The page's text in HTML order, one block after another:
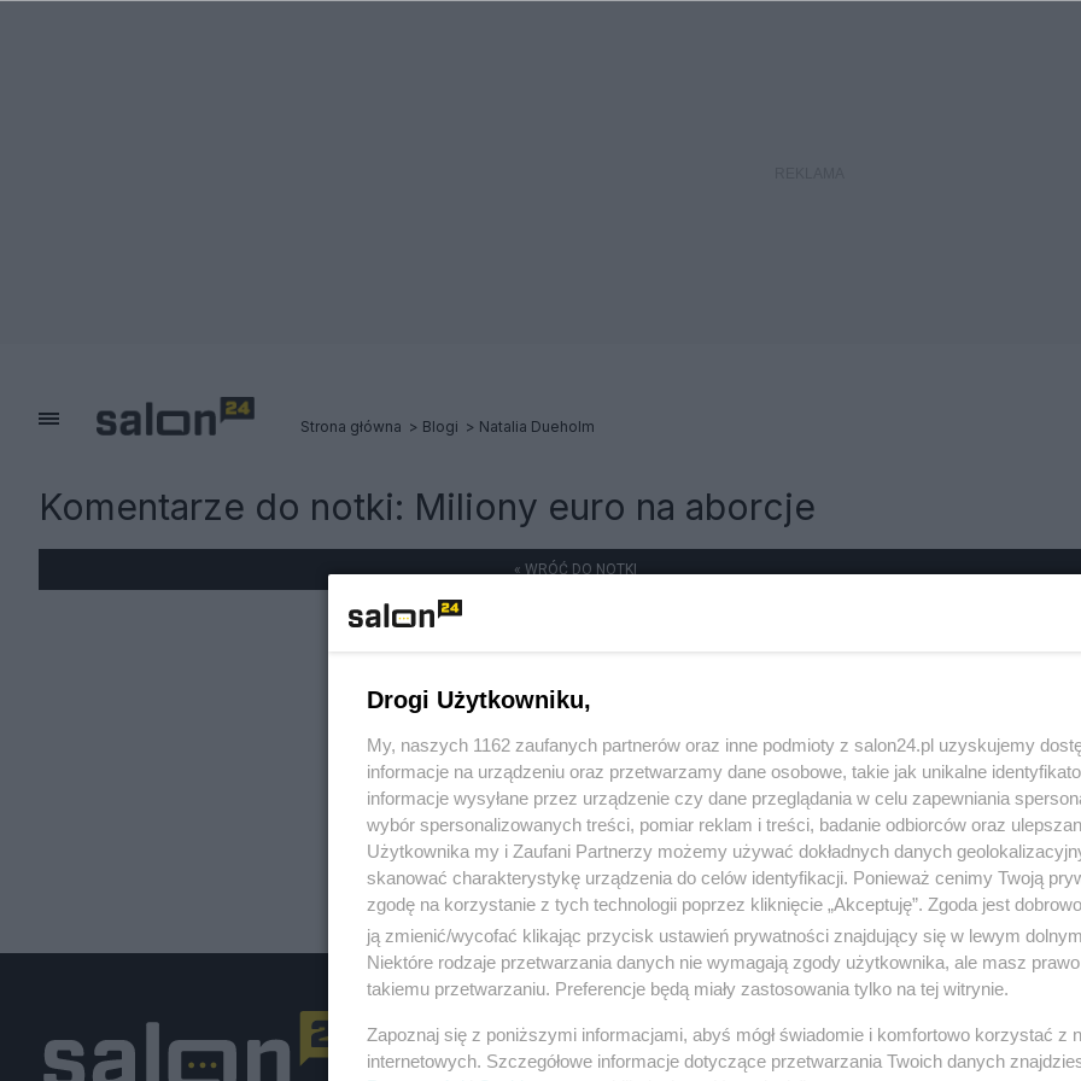
Strona główna Blogi Natalia Dueholm
Komentarze do notki: Miliony euro na aborcje
« WRÓĆ DO NOTKI
Polityka
Rosja
Gospodarka
Biznes
Drogi Użytkowniku,
My, naszych 1162 zaufanych partnerów oraz inne podmioty z salon24.pl uzyskujemy
informacje na urządzeniu oraz przetwarzamy dane osobowe, takie jak unikalne
informacje wysyłane przez urządzenie czy dane przeglądania w celu zapewniania
wybór spersonalizowanych treści, pomiar reklam i treści, badanie odbiorców oraz
Użytkownika my i Zaufani Partnerzy możemy używać dokładnych danych
skanować charakterystykę urządzenia do celów identyfikacji. Ponieważ cenimy Twoją
zgodę na korzystanie z tych technologii poprzez kliknięcie „Akceptuję”. Zgoda jest
ją zmienić/wycofać klikając przycisk ustawień prywatności znajdujący się w lewym
Niektóre rodzaje przetwarzania danych nie wymagają zgody użytkownika, ale masz
takiemu przetwarzaniu. Preferencje będą miały zastosowania tylko na tej witrynie.
Zapoznaj się z poniższymi informacjami, abyś mógł świadomie i komfortowo korzystać z
internetowych. Szczegółowe informacje dotyczące przetwarzania Twoich danych